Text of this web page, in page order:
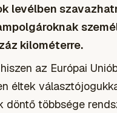
levélben
kilométerre.
az Európai
éltek
döntő többsége